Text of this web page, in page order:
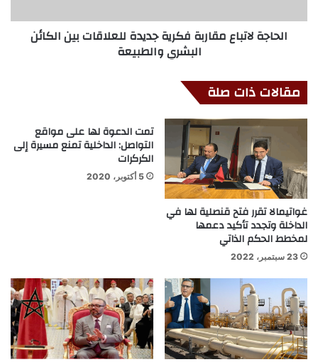
الحاجة لاتباع مقاربة فكرية جديدة للعلاقات بين الكائن
البشري والطبيعة
مقالات ذات صلة
غواتيمالا تقرر فتح قنصلية لها في
الداخلة وتجدد تأكيد دعمها
لمخطط الحكم الذاتي
23 سبتمبر، 2022
تمت الدعوة لها على مواقع
التواصل: الداخلية تمنع مسيرة إلى
الكركرات
5 أكتوبر، 2020